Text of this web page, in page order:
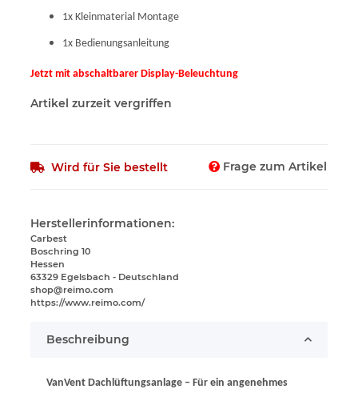
1x Kleinmaterial Montage
1x Bedienungsanleitung
Jetzt mit abschaltbarer Display-Beleuchtung
Artikel zurzeit vergriffen
Wird für Sie bestellt Frage zum Artikel
Herstellerinformationen:
Carbest
Boschring 10
Hessen
63329 Egelsbach - Deutschland
shop@reimo.com
https://www.reimo.com/
Beschreibung
VanVent Dachlüftungsanlage – Für ein angenehmes